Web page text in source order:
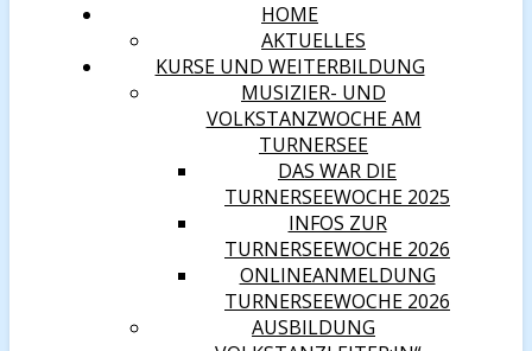
HOME
AKTUELLES
KURSE UND WEITERBILDUNG
MUSIZIER- UND
VOLKSTANZWOCHE AM
TURNERSEE
DAS WAR DIE
TURNERSEEWOCHE 2025
INFOS ZUR
TURNERSEEWOCHE 2026
ONLINEANMELDUNG
TURNERSEEWOCHE 2026
AUSBILDUNG